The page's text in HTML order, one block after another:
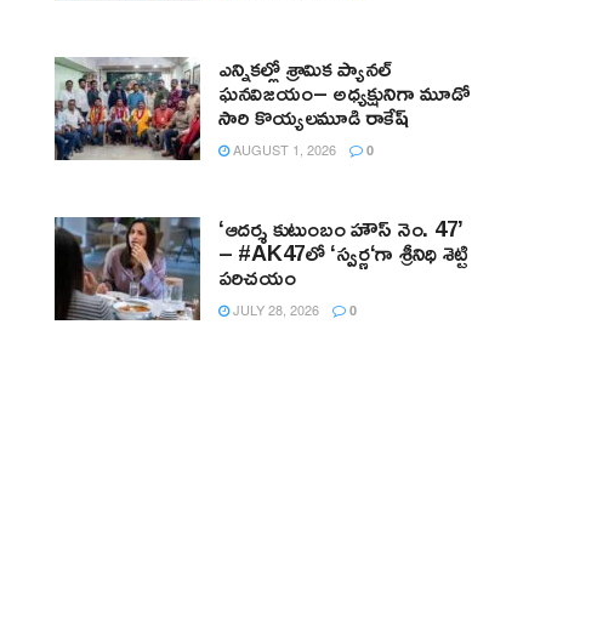
ఎన్నికల్లో శ్రామిక ప్యానల్‌
ఘనవిజయం– అధ్యక్షునిగా మూడో
సారి కొయ్యలమూడి రాకేష్‌
AUGUST 1, 2026 0
‘ఆదర్శ కుటుంబం హౌస్ నెం. 47’
– #AK47లో ‘స్వర్ణ‘గా శ్రీనిధి శెట్టి
పరిచయం
JULY 28, 2026 0